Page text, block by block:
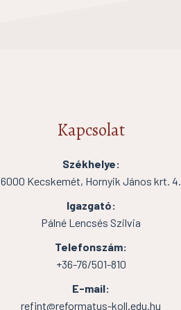
Kapcsolat
Székhelye:
6000 Kecskemét, Hornyik János krt. 4.
Igazgató:
Pálné Lencsés Szilvia
Telefonszám:
+36-76/501-810
E-mail:
refint@reformatus-koll.edu.hu